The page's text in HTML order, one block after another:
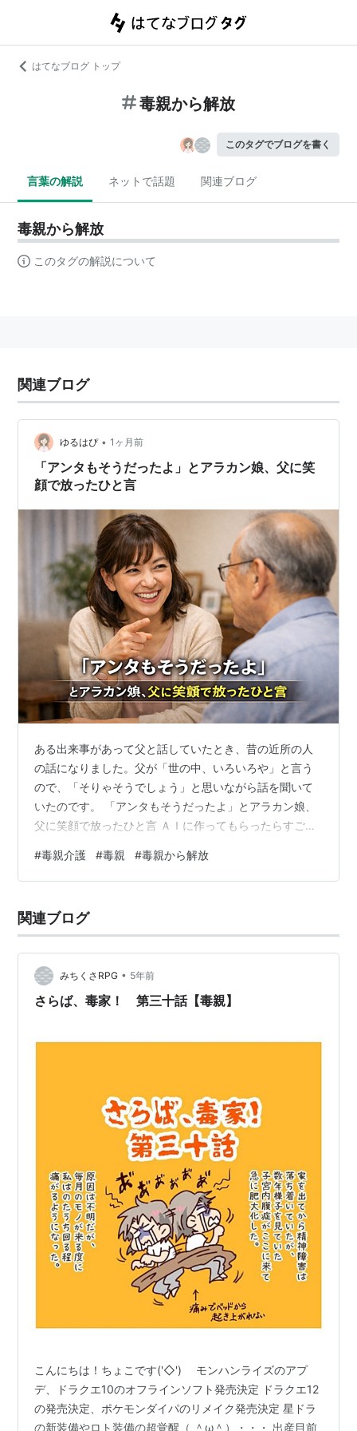
はてなブログ トップ
毒親から解放
このタグでブログを書く
言葉の解説 ネットで話題 関連ブログ
毒親から解放
このタグの解説について
関連ブログ
ゆるはぴ • 1ヶ月前
「アンタもそうだったよ」とアラカン娘、父に笑
顔で放ったひと言
ある出来事があって父と話していたとき、昔の近所の人
の話になりました。父が「世の中、いろいろや」と言う
ので、「そりゃそうでしょう」と思いながら話を聞いて
いたのです。 「アンタもそうだったよ」とアラカン娘、
父に笑顔で放ったひと言 ＡＩに作ってもらったらすごい
お嫁さんの話 私の住む田舎では、これまでに父の知る多
くの人が悲しい最期を迎えました（いわゆる自死）。
父が言うので、私はこう返しました。 ことりんご 同居や
ったん？ なら間違いなくお姑さんやお舅さんが厳しかっ
#毒親介護 #毒親 #毒親から解放
関連ブログ
みちくさRPG • 5年前
さらば、毒家！ 第三十話【毒親】
こんにちは！ちょこです('◇')ゞ モンハンライズのアプ
デ、ドラクエ10のオフラインソフト発売決定 ドラクエ12
の発売決定、ポケモンダイパのリメイク発売決定 星ドラ
の新装備やロト装備の超覚醒（ ＾ω＾）・・・ 出産目前